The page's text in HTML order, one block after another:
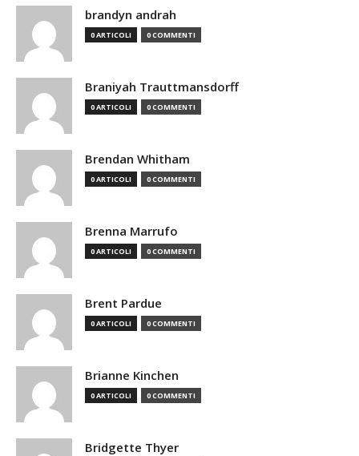
brandyn andrah
0 ARTICOLI 0 COMMENTI
Braniyah Trauttmansdorff
0 ARTICOLI 0 COMMENTI
Brendan Whitham
0 ARTICOLI 0 COMMENTI
Brenna Marrufo
0 ARTICOLI 0 COMMENTI
Brent Pardue
0 ARTICOLI 0 COMMENTI
Brianne Kinchen
0 ARTICOLI 0 COMMENTI
Bridgette Thyer